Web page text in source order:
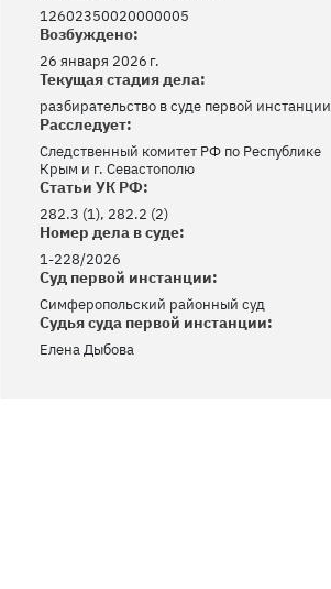
12602350020000005
Возбуждено:
26 января 2026 г.
Текущая стадия дела:
разбирательство в суде первой инстанции
Расследует:
Следственный комитет РФ по Республике
Крым и г. Севастополю
Статьи УК РФ:
282.3 (1), 282.2 (2)
Номер дела в суде:
1-228/2026
Суд первой инстанции:
Симферопольский районный суд
Судья суда первой инстанции:
Елена Дыбова